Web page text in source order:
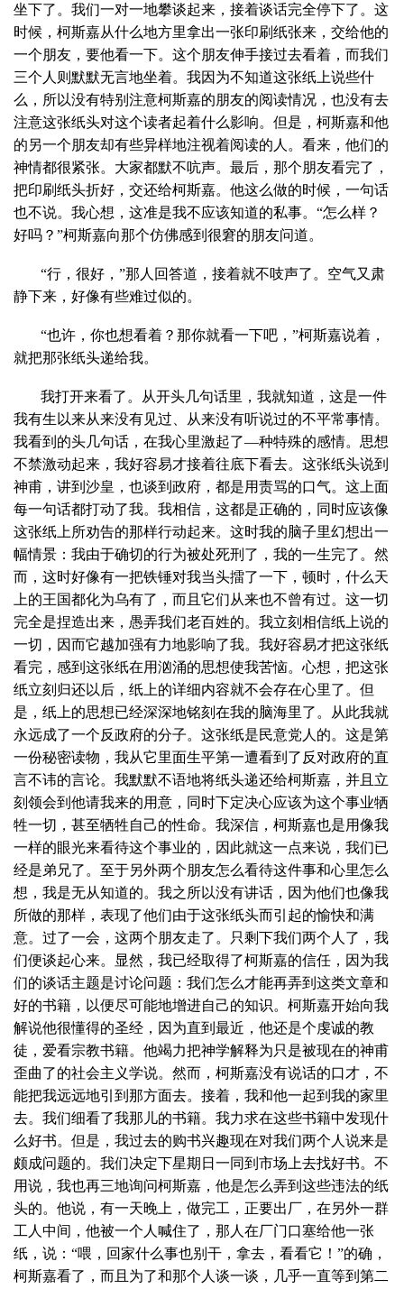
坐下了。我们一对一地攀谈起来，接着谈话完全停下了。这
时候，柯斯嘉从什么地方里拿出一张印刷纸张来，交给他的
一个朋友，要他看一下。这个朋友伸手接过去看着，而我们
三个人则默默无言地坐着。我因为不知道这张纸上说些什
么，所以没有特别注意柯斯嘉的朋友的阅读情况，也没有去
注意这张纸头对这个读者起着什么影响。但是，柯斯嘉和他
的另一个朋友却有些异样地注视着阅读的人。看来，他们的
神情都很紧张。大家都默不吭声。最后，那个朋友看完了，
把印刷纸头折好，交还给柯斯嘉。他这么做的时候，一句话
也不说。我心想，这准是我不应该知道的私事。“怎么样？
好吗？”柯斯嘉向那个仿佛感到很窘的朋友问道。
“行，很好，”那人回答道，接着就不吱声了。空气又肃
静下来，好像有些难过似的。
“也许，你也想看着？那你就看一下吧，”柯斯嘉说着，
就把那张纸头递给我。
我打开来看了。从开头几句话里，我就知道，这是一件
我有生以来从来没有见过、从来没有听说过的不平常事情。
我看到的头几句话，在我心里激起了—种特殊的感情。思想
不禁激动起来，我好容易才接着往底下看去。这张纸头说到
神甫，讲到沙皇，也谈到政府，都是用责骂的口气。这上面
每一句话都打动了我。我相信，这都是正确的，同时应该像
这张纸上所劝告的那样行动起来。这时我的脑子里幻想出一
幅情景：我由于确切的行为被处死刑了，我的一生完了。然
而，这时好像有一把铁锤对我当头擂了一下，顿时，什么天
上的王国都化为乌有了，而且它们从来也不曾有过。这一切
完全是捏造出来，愚弄我们老百姓的。我立刻相信纸上说的
一切，因而它越加强有力地影响了我。我好容易才把这张纸
看完，感到这张纸在用汹涌的思想使我苦恼。心想，把这张
纸立刻归还以后，纸上的详细内容就不会存在心里了。但
是，纸上的思想已经深深地铭刻在我的脑海里了。从此我就
永远成了一个反政府的分子。这张纸是民意党人的。这是第
一份秘密读物，我从它里面生平第一遭看到了反对政府的直
言不讳的言论。我默默不语地将纸头递还给柯斯嘉，并且立
刻领会到他请我来的用意，同时下定决心应该为这个事业牺
牲一切，甚至牺牲自己的性命。我深信，柯斯嘉也是用像我
一样的眼光来看待这个事业的，因此就这一点来说，我们已
经是弟兄了。至于另外两个朋友怎么看待这件事和心里怎么
想，我是无从知道的。我之所以没有讲话，因为他们也像我
所做的那样，表现了他们由于这张纸头而引起的愉快和满
意。过了一会，这两个朋友走了。只剩下我们两个人了，我
们便谈起心来。显然，我已经取得了柯斯嘉的信任，因为我
们的谈话主题是讨论问题：我们怎么才能再弄到这类文章和
好的书籍，以便尽可能地增进自己的知识。柯斯嘉开始向我
解说他很懂得的圣经，因为直到最近，他还是个虔诚的教
徒，爱看宗教书籍。他竭力把神学解释为只是被现在的神甫
歪曲了的社会主义学说。然而，柯斯嘉没有说话的口才，不
能把我远远地引到那方面去。接着，我和他一起到我的家里
去。我们细看了我那儿的书籍。我力求在这些书籍中发现什
么好书。但是，我过去的购书兴趣现在对我们两个人说来是
颇成问题的。我们决定下星期日一同到市场上去找好书。不
用说，我也再三地询问柯斯嘉，他是怎么弄到这些违法的纸
头的。他说，有一天晚上，做完工，正要出厂，在另外一群
工人中间，他被一个人喊住了，那人在厂门口塞给他一张
纸，说：“喂，回家什么事也别干，拿去，看看它！”的确，
柯斯嘉看了，而且为了和那个人谈一谈，几乎一直等到第二